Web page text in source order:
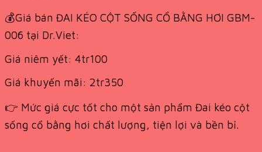
💰Giá bán ĐAI KÉO CỘT SỐNG CỔ BẰNG HƠI GBM-
006 tại Dr.Viet:
Giá niêm yết: 4tr100
Giá khuyến mãi: 2tr350
👉 Mức giá cực tốt cho một sản phẩm Đai kéo cột
sống cổ bằng hơi chất lượng, tiện lợi và bền bỉ.